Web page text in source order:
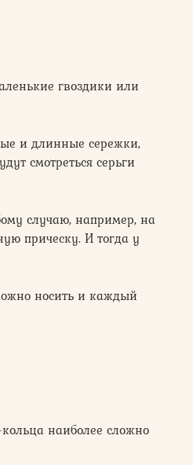
гвоздики или
и длинные сережки,
смотреться серьги
случаю, например, на
прическу. И тогда у
носить и каждый
наиболее сложно